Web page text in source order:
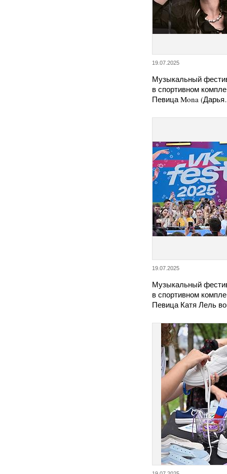
19.07.2025
Музыкальный
в спортивном
Певица Mona
19.07.2025
Музыкальный
в спортивном
Певица Катя Лель